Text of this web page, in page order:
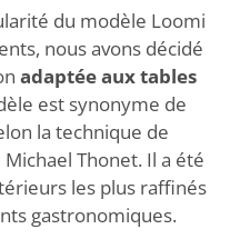
du modèle Loomi
nous avons décidé
adaptée aux tables
est synonyme de
la technique de
Thonet. Il a été
les plus raffinés
gastronomiques.